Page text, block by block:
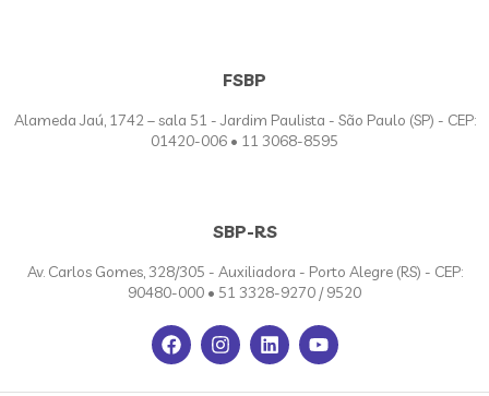
FSBP
Alameda Jaú, 1742 – sala 51 - Jardim Paulista - São Paulo (SP) - CEP:
01420-006 • 11 3068-8595
SBP-RS
Av. Carlos Gomes, 328/305 - Auxiliadora - Porto Alegre (RS) - CEP:
90480-000 • 51 3328-9270 / 9520